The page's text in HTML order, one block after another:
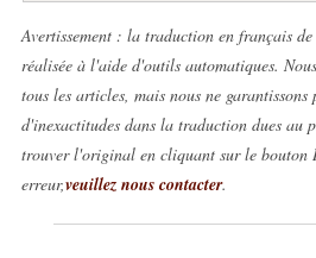
Avertissement : la traduction en français
réalisée à l'aide d'outils automatiques.
tous les articles, mais nous ne garantissons
d'inexactitudes dans la traduction dues au
trouver l'original en cliquant sur le bouton
erreur,veuillez nous contacter.